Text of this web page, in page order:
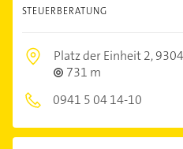
STEUERBERATUNG
Platz der Einheit 2,
731 m
0941 5 04 14-10